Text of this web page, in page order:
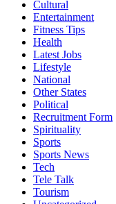
Cultural
Entertainment
Fitness Tips
Health
Latest Jobs
Lifestyle
National
Other States
Political
Recruitment Form
Spirituality
Sports
Sports News
Tech
Tele Talk
Tourism